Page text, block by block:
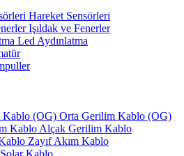
Hareket Sensörleri
Işıldak ve Fenerler
Led Aydınlatma
Orta Gerilim Kablo (OG)
Alçak Gerilim Kablo
Zayıf Akım Kablo
Solar Kablo